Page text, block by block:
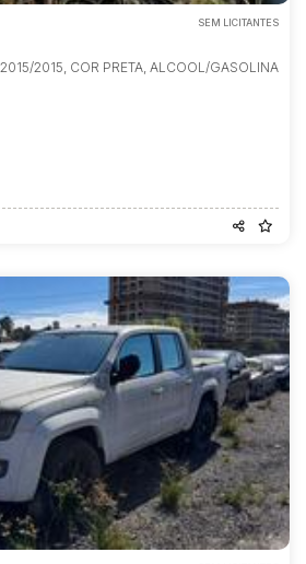
SEM LICITANTES
2015, COR PRETA, ALCOOL/GASOLINA